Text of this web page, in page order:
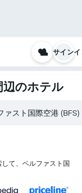
サイン
のホテル
ァスト国際空港 (BFS)
して、ベルファスト国